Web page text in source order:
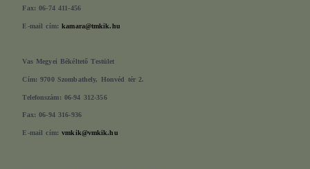
Fax: 06-74 411-456
E-mail cím:kamara@tmkik.hu
Vas Megyei Békéltető Testület
Cím: 9700 Szombathely, Honvéd tér 2.
Telefonszám: 06-94 312-356
Fax: 06-94 316-936
E-mail cím:vmkik@vmkik.hu